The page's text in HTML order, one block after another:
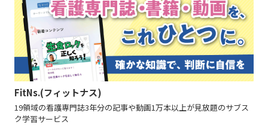
FitNs.(フィットナス)
19領域の看護専門誌3年分の記事や動画1万本以上が見放題のサブス
ク学習サービス